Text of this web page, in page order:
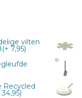
vilten
7,95)
Recycled